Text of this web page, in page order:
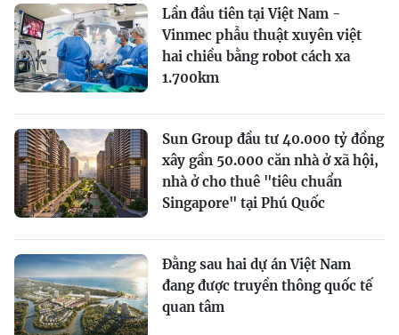
Lần đầu tiên tại Việt Nam -
Vinmec phẫu thuật xuyên việt
hai chiều bằng robot cách xa
1.700km
Sun Group đầu tư 40.000 tỷ đồng
xây gần 50.000 căn nhà ở xã hội,
nhà ở cho thuê "tiêu chuẩn
Singapore" tại Phú Quốc
Đằng sau hai dự án Việt Nam
đang được truyền thông quốc tế
quan tâm